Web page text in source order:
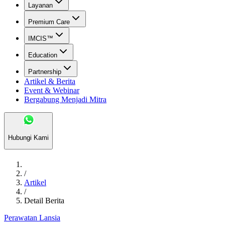
Layanan
Premium Care
IMCIS™
Education
Partnership
Artikel & Berita
Event & Webinar
Bergabung Menjadi Mitra
Hubungi Kami
/
Artikel
/
Detail Berita
Perawatan Lansia